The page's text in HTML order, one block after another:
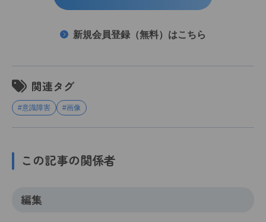
新規会員登録（無料）はこちら
関連タグ
#意識障害 #画像
この記事の関係者
編集